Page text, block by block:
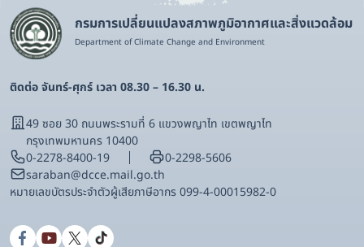
กรมการเปลี่ยนแปลงสภาพภูมิอากาศและสิ่งแวดล้อม
Department of Climate Change and Environment
ติดต่อ จันทร์-ศุกร์ เวลา 08.30 – 16.30 น.
49 ซอย 30 ถนนพระรามที่ 6 แขวงพญาไท เขตพญาไท
กรุงเทพมหานคร 10400
0-2278-8400-19
0-2298-5606
saraban@dcce.mail.go.th
หมายเลขบัตรประจําตัวผู้เสียภาษีอากร 099-4-00015982-0